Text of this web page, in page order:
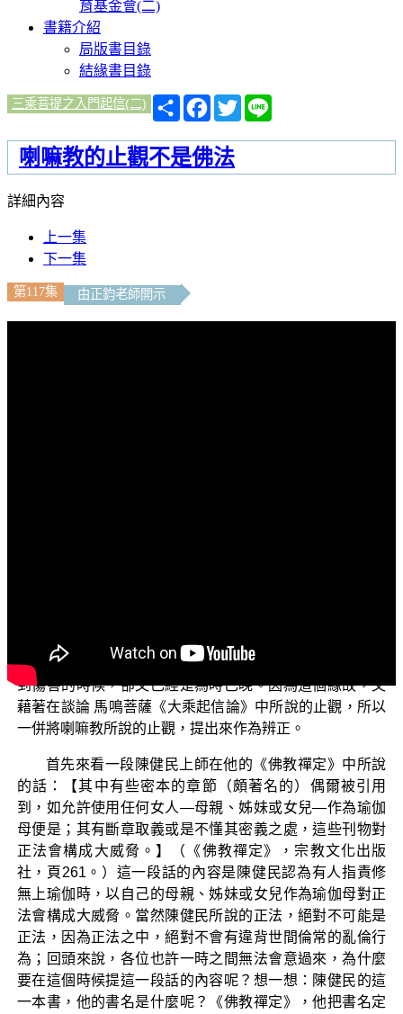
育基金會(二)
書籍介紹
局版書目錄
結緣書目錄
三乘菩提之入門起信(二)
分
享
Facebook
Twitter
喇嘛教的止觀不是佛法
詳細內容
上一集
下一集
第117集 由正鈞老師開示
功好利的心性所驅使，就對喇嘛教所謂的「即身成佛」抱
持著極大的憧憬，殊不知道那都只是妄想，等到發現而受
到傷害的時候，卻又已經是為時已晚。因為這個緣故，又
藉著在談論 馬鳴菩薩《大乘起信論》中所說的止觀，所以
一併將喇嘛教所說的止觀，提出來作為辨正。
首先來看一段陳健民上師在他的《佛教禪定》中所說
的話：【其中有些密本的章節（頗著名的）偶爾被引用
到，如允許使用任何女人—母親、姊妹或女兒—作為瑜伽
母便是；其有斷章取義或是不懂其密義之處，這些刊物對
正法會構成大威脅。】（《佛教禪定》，宗教文化出版
社，頁261。）這一段話的內容是陳健民認為有人指責修
無上瑜伽時，以自己的母親、姊妹或女兒作為瑜伽母對正
法會構成大威脅。當然陳健民所說的正法，絕對不可能是
正法，因為正法之中，絕對不會有違背世間倫常的亂倫行
為；回頭來說，各位也許一時之間無法會意過來，為什麼
要在這個時候提這一段話的內容呢？想一想：陳健民的這
一本書，他的書名是什麼呢？《佛教禪定》，他把書名定